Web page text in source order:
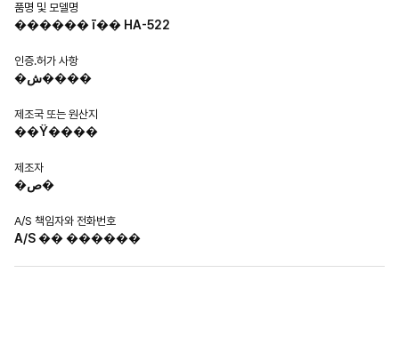
품명 및 모델명
������ ī�� HA-522
인증.허가 사항
�ش����
제조국 또는 원산지
��Ÿ����
제조자
�ص�
A/S 책임자와 전화번호
A/S �� ������